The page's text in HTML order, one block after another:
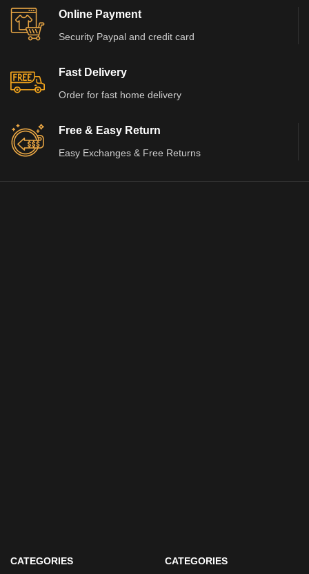
Online Payment
Security Paypal and credit card
Fast Delivery
Order for fast home delivery
Free & Easy Return
Easy Exchanges & Free Returns
CATEGORIES CATEGORIES